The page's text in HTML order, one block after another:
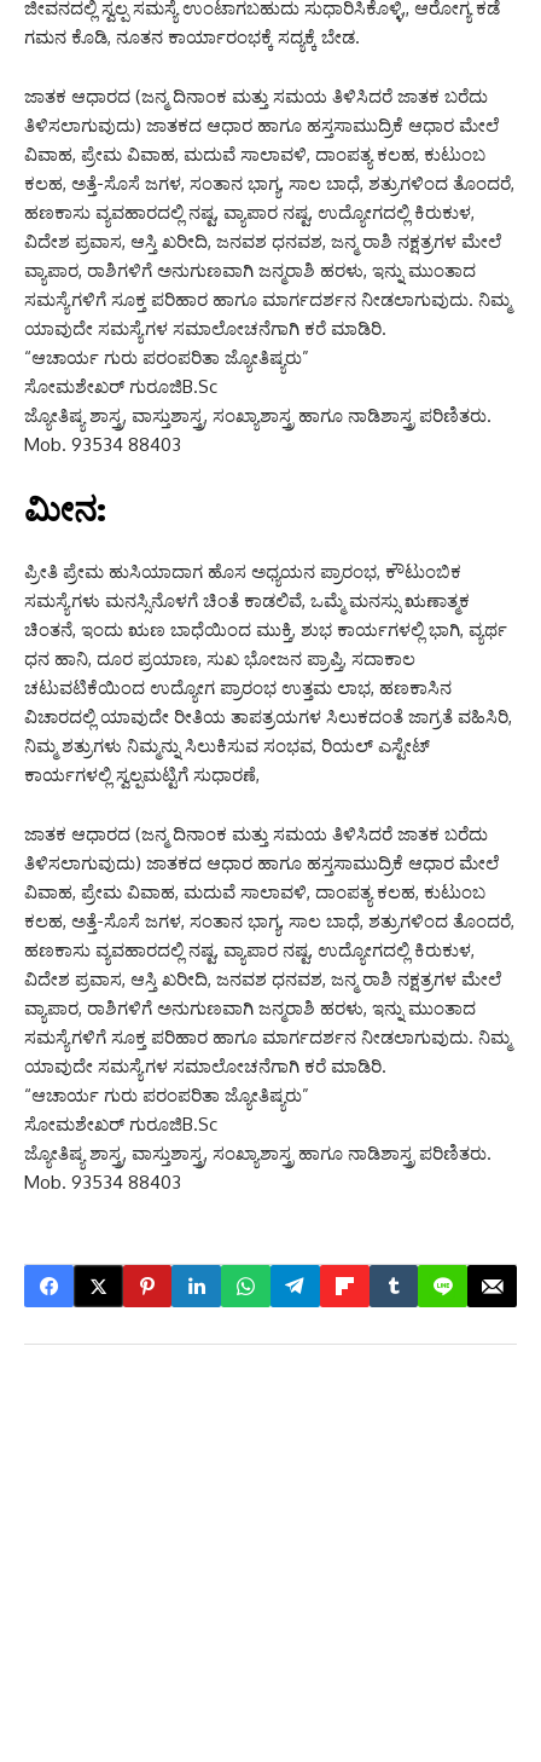
ಜೀವನದಲ್ಲಿ ಸ್ವಲ್ಪ ಸಮಸ್ಯೆ ಉಂಟಾಗಬಹುದು ಸುಧಾರಿಸಿಕೊಳ್ಳಿ,, ಆರೋಗ್ಯ ಕಡೆ
ಗಮನ ಕೊಡಿ, ನೂತನ ಕಾರ್ಯಾರಂಭಕ್ಕೆ ಸದ್ಯಕ್ಕೆ ಬೇಡ.
ಜಾತಕ ಆಧಾರದ (ಜನ್ಮ ದಿನಾಂಕ ಮತ್ತು ಸಮಯ ತಿಳಿಸಿದರೆ ಜಾತಕ ಬರೆದು
ತಿಳಿಸಲಾಗುವುದು) ಜಾತಕದ ಆಧಾರ ಹಾಗೂ ಹಸ್ತಸಾಮುದ್ರಿಕೆ ಆಧಾರ ಮೇಲೆ
ವಿವಾಹ, ಪ್ರೇಮ ವಿವಾಹ, ಮದುವೆ ಸಾಲಾವಳಿ, ದಾಂಪತ್ಯ ಕಲಹ, ಕುಟುಂಬ
ಕಲಹ, ಅತ್ತೆ-ಸೊಸೆ ಜಗಳ, ಸಂತಾನ ಭಾಗ್ಯ, ಸಾಲ ಬಾಧೆ, ಶತ್ರುಗಳಿಂದ ತೊಂದರೆ,
ಹಣಕಾಸು ವ್ಯವಹಾರದಲ್ಲಿ ನಷ್ಟ, ವ್ಯಾಪಾರ ನಷ್ಟ, ಉದ್ಯೋಗದಲ್ಲಿ ಕಿರುಕುಳ,
ವಿದೇಶ ಪ್ರವಾಸ, ಆಸ್ತಿ ಖರೀದಿ, ಜನವಶ ಧನವಶ, ಜನ್ಮ ರಾಶಿ ನಕ್ಷತ್ರಗಳ ಮೇಲೆ
ವ್ಯಾಪಾರ, ರಾಶಿಗಳಿಗೆ ಅನುಗುಣವಾಗಿ ಜನ್ಮರಾಶಿ ಹರಳು, ಇನ್ನು ಮುಂತಾದ
ಸಮಸ್ಯೆಗಳಿಗೆ ಸೂಕ್ತ ಪರಿಹಾರ ಹಾಗೂ ಮಾರ್ಗದರ್ಶನ ನೀಡಲಾಗುವುದು. ನಿಮ್ಮ
ಯಾವುದೇ ಸಮಸ್ಯೆಗಳ ಸಮಾಲೋಚನೆಗಾಗಿ ಕರೆ ಮಾಡಿರಿ.
“ಆಚಾರ್ಯ ಗುರು ಪರಂಪರಿತಾ ಜ್ಯೋತಿಷ್ಯರು”
ಸೋಮಶೇಖರ್ ಗುರೂಜಿB.Sc
ಜ್ಯೋತಿಷ್ಯ ಶಾಸ್ತ್ರ, ವಾಸ್ತುಶಾಸ್ತ್ರ, ಸಂಖ್ಯಾಶಾಸ್ತ್ರ ಹಾಗೂ ನಾಡಿಶಾಸ್ತ್ರ ಪರಿಣಿತರು.
Mob. 93534 88403
ಮೀನ:
ಪ್ರೀತಿ ಪ್ರೇಮ ಹುಸಿಯಾದಾಗ ಹೊಸ ಅಧ್ಯಯನ ಪ್ರಾರಂಭ, ಕೌಟುಂಬಿಕ
ಸಮಸ್ಯೆಗಳು ಮನಸ್ಸಿನೊಳಗೆ ಚಿಂತೆ ಕಾಡಲಿವೆ, ಒಮ್ಮೆ ಮನಸ್ಸು ಋಣಾತ್ಮಕ
ಚಿಂತನೆ, ಇಂದು ಋಣ ಬಾಧೆಯಿಂದ ಮುಕ್ತಿ, ಶುಭ ಕಾರ್ಯಗಳಲ್ಲಿ ಭಾಗಿ, ವ್ಯರ್ಥ
ಧನ ಹಾನಿ, ದೂರ ಪ್ರಯಾಣ, ಸುಖ ಭೋಜನ ಪ್ರಾಪ್ತಿ, ಸದಾಕಾಲ
ಚಟುವಟಿಕೆಯಿಂದ ಉದ್ಯೋಗ ಪ್ರಾರಂಭ ಉತ್ತಮ ಲಾಭ, ಹಣಕಾಸಿನ
ವಿಚಾರದಲ್ಲಿ ಯಾವುದೇ ರೀತಿಯ ತಾಪತ್ರಯಗಳ ಸಿಲುಕದಂತೆ ಜಾಗ್ರತೆ ವಹಿಸಿರಿ,
ನಿಮ್ಮ ಶತ್ರುಗಳು ನಿಮ್ಮನ್ನು ಸಿಲುಕಿಸುವ ಸಂಭವ, ರಿಯಲ್ ಎಸ್ಟೇಟ್
ಕಾರ್ಯಗಳಲ್ಲಿ ಸ್ವಲ್ಪಮಟ್ಟಿಗೆ ಸುಧಾರಣೆ,
ಜಾತಕ ಆಧಾರದ (ಜನ್ಮ ದಿನಾಂಕ ಮತ್ತು ಸಮಯ ತಿಳಿಸಿದರೆ ಜಾತಕ ಬರೆದು
ತಿಳಿಸಲಾಗುವುದು) ಜಾತಕದ ಆಧಾರ ಹಾಗೂ ಹಸ್ತಸಾಮುದ್ರಿಕೆ ಆಧಾರ ಮೇಲೆ
ವಿವಾಹ, ಪ್ರೇಮ ವಿವಾಹ, ಮದುವೆ ಸಾಲಾವಳಿ, ದಾಂಪತ್ಯ ಕಲಹ, ಕುಟುಂಬ
ಕಲಹ, ಅತ್ತೆ-ಸೊಸೆ ಜಗಳ, ಸಂತಾನ ಭಾಗ್ಯ, ಸಾಲ ಬಾಧೆ, ಶತ್ರುಗಳಿಂದ ತೊಂದರೆ,
ಹಣಕಾಸು ವ್ಯವಹಾರದಲ್ಲಿ ನಷ್ಟ, ವ್ಯಾಪಾರ ನಷ್ಟ, ಉದ್ಯೋಗದಲ್ಲಿ ಕಿರುಕುಳ,
ವಿದೇಶ ಪ್ರವಾಸ, ಆಸ್ತಿ ಖರೀದಿ, ಜನವಶ ಧನವಶ, ಜನ್ಮ ರಾಶಿ ನಕ್ಷತ್ರಗಳ ಮೇಲೆ
ವ್ಯಾಪಾರ, ರಾಶಿಗಳಿಗೆ ಅನುಗುಣವಾಗಿ ಜನ್ಮರಾಶಿ ಹರಳು, ಇನ್ನು ಮುಂತಾದ
ಸಮಸ್ಯೆಗಳಿಗೆ ಸೂಕ್ತ ಪರಿಹಾರ ಹಾಗೂ ಮಾರ್ಗದರ್ಶನ ನೀಡಲಾಗುವುದು. ನಿಮ್ಮ
ಯಾವುದೇ ಸಮಸ್ಯೆಗಳ ಸಮಾಲೋಚನೆಗಾಗಿ ಕರೆ ಮಾಡಿರಿ.
“ಆಚಾರ್ಯ ಗುರು ಪರಂಪರಿತಾ ಜ್ಯೋತಿಷ್ಯರು”
ಸೋಮಶೇಖರ್ ಗುರೂಜಿB.Sc
ಜ್ಯೋತಿಷ್ಯ ಶಾಸ್ತ್ರ, ವಾಸ್ತುಶಾಸ್ತ್ರ, ಸಂಖ್ಯಾಶಾಸ್ತ್ರ ಹಾಗೂ ನಾಡಿಶಾಸ್ತ್ರ ಪರಿಣಿತರು.
Mob. 93534 88403